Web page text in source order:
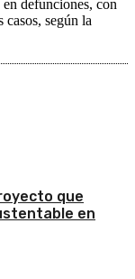
defunciones, con
según la
que
en